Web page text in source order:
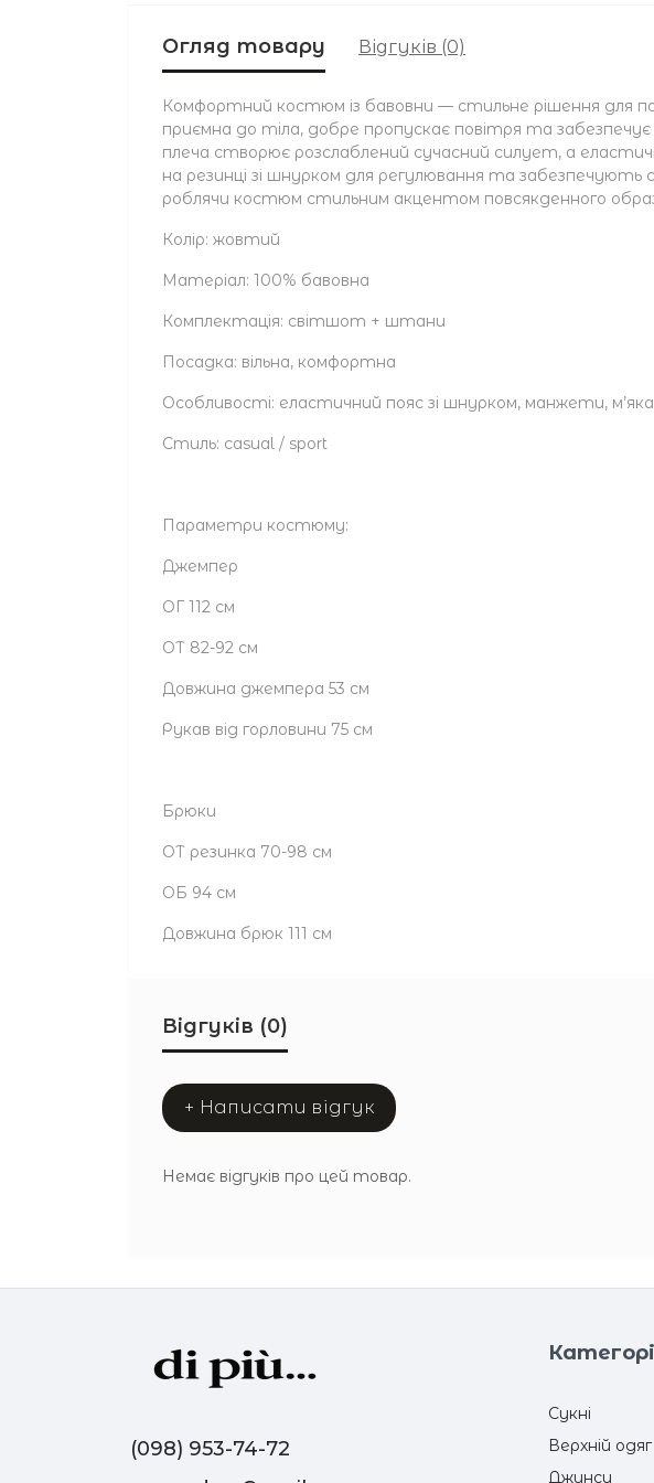
Огляд товару Відгуків (0)
Комфортний костюм із бавовни — стильне рішення для
приємна до тіла, добре пропускає повітря та
плеча створює розслаблений сучасний силует, а
на резинці зі шнурком для регулювання та забезпечують
роблячи костюм стильним акцентом повсякденного
Колір: жовтий
Матеріал: 100% бавовна
Комплектація: світшот + штани
Посадка: вільна, комфортна
Особливості: еластичний пояс зі шнурком, манжети,
Стиль: casual / sport
Параметри костюму:
Джемпер
ОГ 112 см
ОТ 82-92 см
Довжина джемпера 53 см
Рукав від горловини 75 см
Брюки
ОТ резинка 70-98 см
ОБ 94 см
Довжина брюк 111 см
Відгуків (0)
+ Написати відгук
Немає відгуків про цей товар.
(098) 953-74-72
Сукні
Верхній одяг
Джинси